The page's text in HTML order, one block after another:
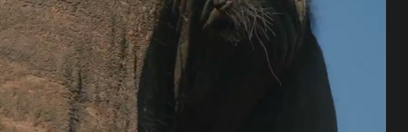
الحياة البرية والطبيعة ديسكفري